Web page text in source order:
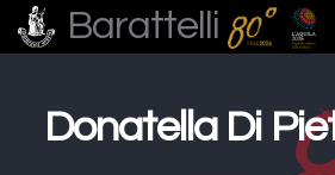
Barattelli
Donatella Di